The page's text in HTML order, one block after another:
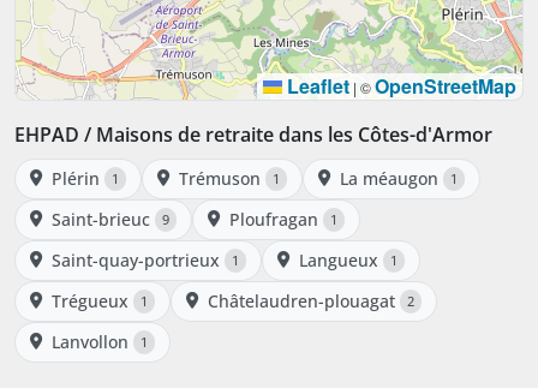
Leaflet | ©OpenStreetMap
EHPAD / Maisons de retraite dans les Côtes-d'Armor
Plérin 1 Trémuson 1 La méaugon 1
Saint-brieuc 9 Ploufragan 1
Saint-quay-portrieux 1 Langueux 1
Trégueux 1 Châtelaudren-plouagat 2
Lanvollon 1